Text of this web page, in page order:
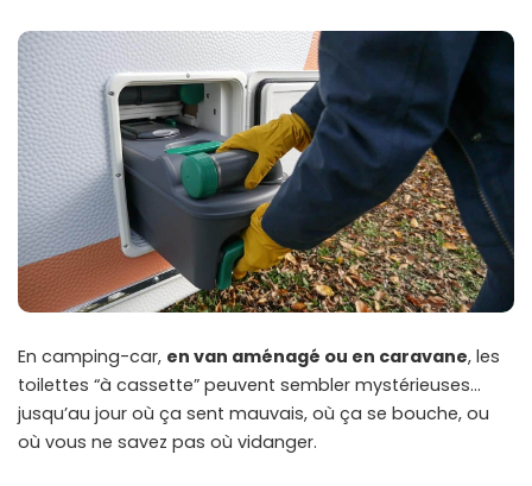
En camping-car, en van aménagé ou en caravane, les
toilettes “à cassette” peuvent sembler mystérieuses…
jusqu’au jour où ça sent mauvais, où ça se bouche, ou
où vous ne savez pas où vidanger.